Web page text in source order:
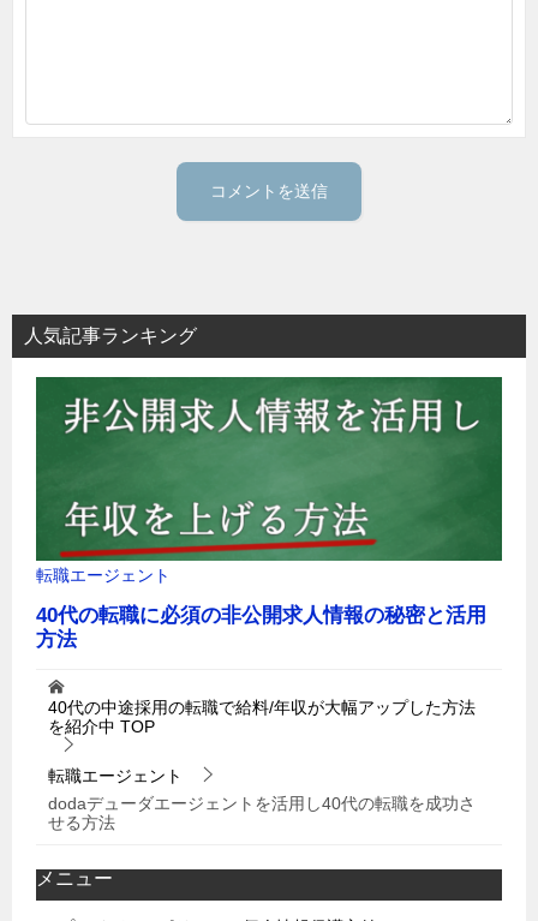
人気記事ランキング
40代の中途採用の転職で給料/年収が大幅アップした方法
を紹介中 TOP
転職エージェント
dodaデューダエージェントを活用し40代の転職を成功さ
せる方法
メニュー